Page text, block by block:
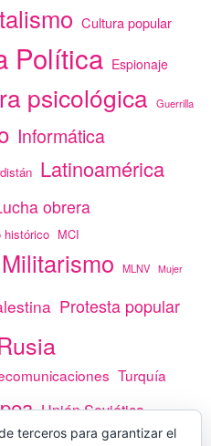
Cultura popular
Política Espionaje
psicológica Guerrilla
Informática
Latinoamérica
obrera
histórico MCI
Militarismo MLNV Mujer
Protesta popular
Turquía
Unión Soviética
terceros para garantizar el